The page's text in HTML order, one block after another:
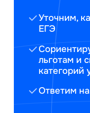
Уточним,
ЕГЭ
льготам и
категорий
Ответим